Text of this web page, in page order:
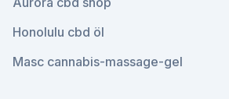
Honolulu cbd öl
Masc cannabis-massage-gel